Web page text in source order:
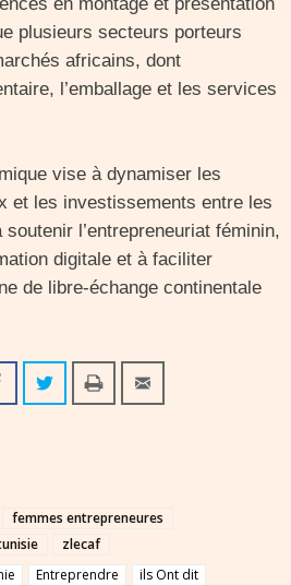
plusieurs secteurs porteurs
africains, dont
l’emballage et les services
vise à dynamiser les
et les investissements entre les
l’entrepreneuriat féminin,
digitale et à faciliter
de libre-échange continentale
femmes entrepreneures
zlecaf
Entreprendre
ils Ont dit